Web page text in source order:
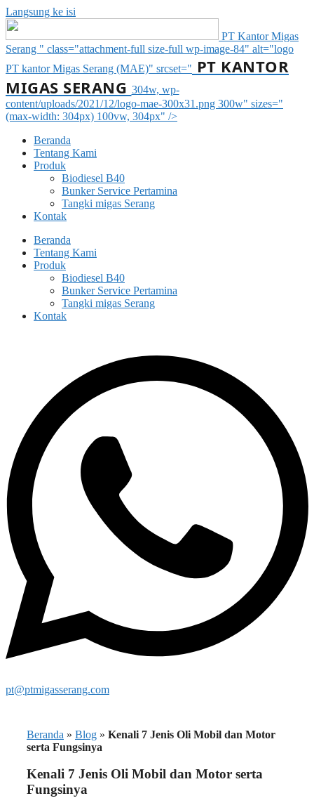
Langsung ke isi
PT Kantor Migas
Serang " class="attachment-full size-full wp-image-84" alt="logo
PT kantor Migas Serang (MAE)" srcset=" PT KANTOR
MIGAS SERANG 304w, wp-
content/uploads/2021/12/logo-mae-300x31.png 300w" sizes="
(max-width: 304px) 100vw, 304px" />
Beranda
Tentang Kami
Produk
Biodiesel B40
Bunker Service Pertamina
Tangki migas Serang
Kontak
Beranda
Tentang Kami
Produk
Biodiesel B40
Bunker Service Pertamina
Tangki migas Serang
Kontak
pt@ptmigasserang.com
Beranda » Blog » Kenali 7 Jenis Oli Mobil dan Motor
serta Fungsinya
Kenali 7 Jenis Oli Mobil dan Motor serta
Fungsinya